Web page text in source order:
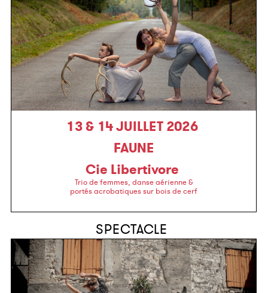
13 & 14 JUILLET 2026
FAUNE
Cie Libertivore
Trio de femmes, danse aérienne &
portés acrobatiques sur bois de cerf
SPECTACLE